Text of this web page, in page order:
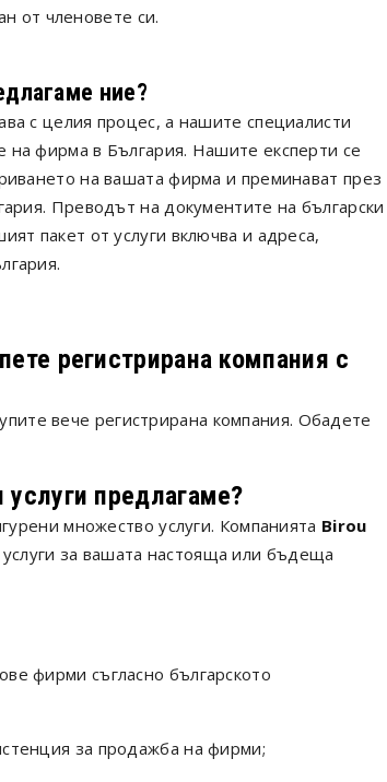
от членовете си.
ние?
с целия процес, а нашите специалисти
на фирма в България. Нашите експерти се
на вашата фирма и преминават през
Преводът на документите на български
пакет от услуги включва и адреса,
регистрирана компания с
вече регистрирана компания. Обадете
предлагаме?
множество услуги. Компанията Birou
за вашата настояща или бъдеща
фирми съгласно българското
за продажба на фирми;